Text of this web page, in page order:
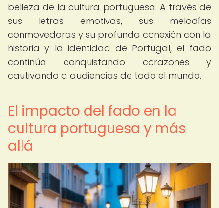
belleza de la cultura portuguesa. A través de
sus letras emotivas, sus melodías
conmovedoras y su profunda conexión con la
historia y la identidad de Portugal, el fado
continúa conquistando corazones y
cautivando a audiencias de todo el mundo.
El impacto del fado en la
cultura portuguesa y más
allá